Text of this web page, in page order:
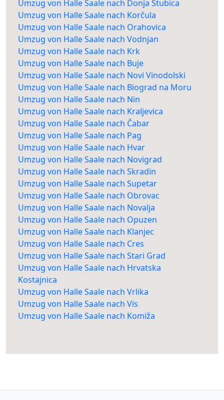
Umzug von Halle Saale nach Donja Stubica
Umzug von Halle Saale nach Korčula
Umzug von Halle Saale nach Orahovica
Umzug von Halle Saale nach Vodnjan
Umzug von Halle Saale nach Krk
Umzug von Halle Saale nach Buje
Umzug von Halle Saale nach Novi Vinodolski
Umzug von Halle Saale nach Biograd na Moru
Umzug von Halle Saale nach Nin
Umzug von Halle Saale nach Kraljevica
Umzug von Halle Saale nach Čabar
Umzug von Halle Saale nach Pag
Umzug von Halle Saale nach Hvar
Umzug von Halle Saale nach Novigrad
Umzug von Halle Saale nach Skradin
Umzug von Halle Saale nach Supetar
Umzug von Halle Saale nach Obrovac
Umzug von Halle Saale nach Novalja
Umzug von Halle Saale nach Opuzen
Umzug von Halle Saale nach Klanjec
Umzug von Halle Saale nach Cres
Umzug von Halle Saale nach Stari Grad
Umzug von Halle Saale nach Hrvatska
Kostajnica
Umzug von Halle Saale nach Vrlika
Umzug von Halle Saale nach Vis
Umzug von Halle Saale nach Komiža